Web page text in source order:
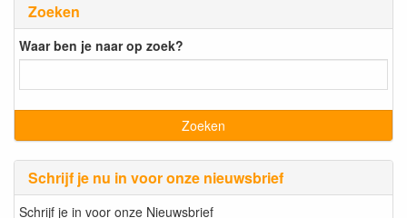
Zoeken
Waar ben je naar op zoek?
Schrijf je nu in voor onze nieuwsbrief
Schrijf je in voor onze Nieuwsbrief